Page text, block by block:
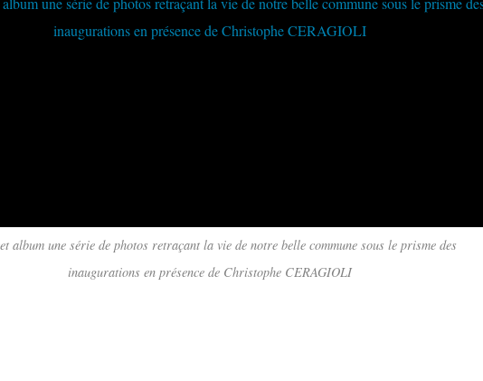
album une série de photos retraçant la vie de notre belle commune sous le prisme des
inaugurations en présence de Christophe CERAGIOLI